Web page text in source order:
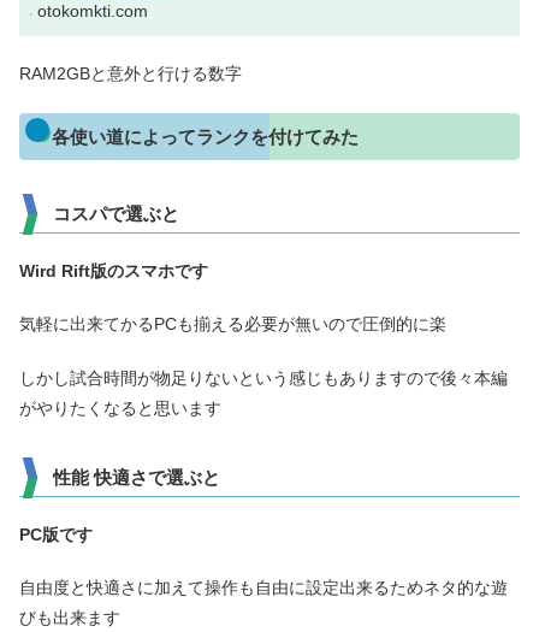
otokomkti.com
RAM2GBと意外と行ける数字
各使い道によってランクを付けてみた
コスパで選ぶと
Wird Rift版のスマホです
気軽に出来てかるPCも揃える必要が無いので圧倒的に楽
しかし試合時間が物足りないという感じもありますので後々本編
がやりたくなると思います
性能 快適さで選ぶと
PC版です
自由度と快適さに加えて操作も自由に設定出来るためネタ的な遊
びも出来ます